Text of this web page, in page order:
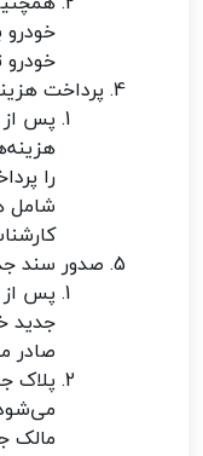
خودرو
پرداخت
پس از
را
شامل
صدور سند
پس از
جدید
صادر
پلاک
مالک